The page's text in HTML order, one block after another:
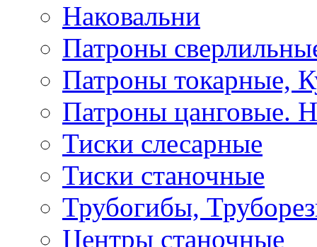
Наковальни
Патроны
Патроны токарные,
Патроны цанговые.
Тиски слесарные
Тиски станочные
Трубогибы,
Центры станочные